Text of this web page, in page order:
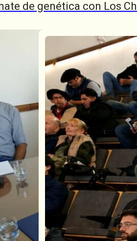
de genética con Los